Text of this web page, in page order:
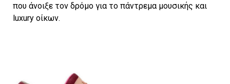
που άνοιξε τον δρόμο για το πάντρεμα μουσικής και
luxury οίκων.